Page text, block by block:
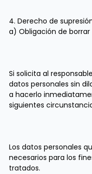
4. Derecho de
a) Obligación de borrar
Si solicita al
datos personales sin
a hacerlo
siguientes
Los datos personales
necesarios para los
tratados.